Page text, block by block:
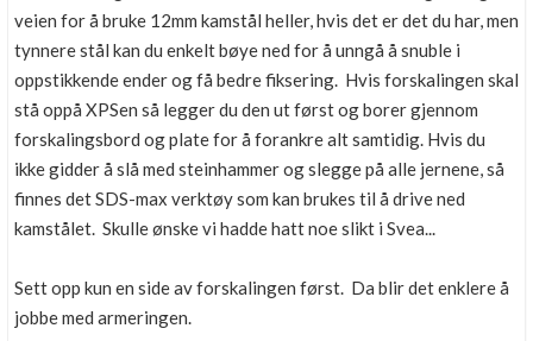
veien for å bruke 12mm kamstål heller, hvis det er det du har, men
tynnere stål kan du enkelt bøye ned for å unngå å snuble i
oppstikkende ender og få bedre fiksering. Hvis forskalingen skal
stå oppå XPSen så legger du den ut først og borer gjennom
forskalingsbord og plate for å forankre alt samtidig. Hvis du
ikke gidder å slå med steinhammer og slegge på alle jernene, så
finnes det SDS-max verktøy som kan brukes til å drive ned
kamstålet. Skulle ønske vi hadde hatt noe slikt i Svea...
Sett opp kun en side av forskalingen først. Da blir det enklere å
jobbe med armeringen.